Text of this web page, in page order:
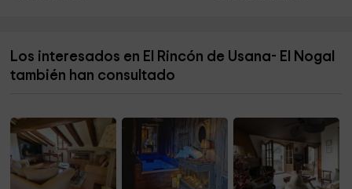
Iglesia de la Asunción
Los interesados en El Rincón de Usana- El Nogal
también han consultado